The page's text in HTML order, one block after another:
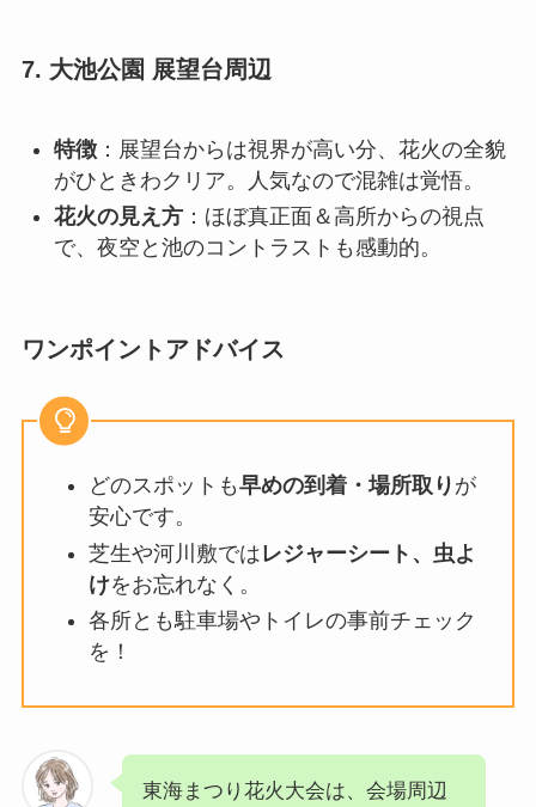
7. 大池公園 展望台周辺
特徴：展望台からは視界が高い分、花火の全貌
がひときわクリア。人気なので混雑は覚悟。
花火の見え方：ほぼ真正面＆高所からの視点
で、夜空と池のコントラストも感動的。
ワンポイントアドバイス
どのスポットも早めの到着・場所取り が
安心です。
芝生や河川敷ではレジャーシート、虫よ
けをお忘れなく。
各所とも駐車場やトイレの事前チェック
を！
東海まつり花火大会は、会場周辺